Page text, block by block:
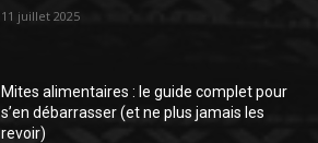
11 juillet 2025
Mites alimentaires : le guide complet pour
s’en débarrasser (et ne plus jamais les
revoir)